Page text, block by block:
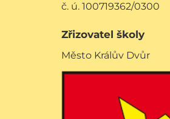
č. ú. 100719362/0300
Zřizovatel školy
Město Králův Dvůr